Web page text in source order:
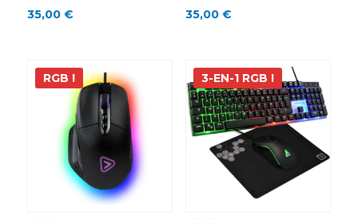
35,00 € 35,00 €
RGB ! 3-EN-1 RGB !